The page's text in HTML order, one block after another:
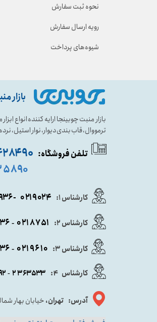
بازار
بازار منبت چوبینجا ارایه کننده انواع
ترمووال، قاب بندی دیوار، نوار استیل،
کارشناس ۱: ۰۲۱۹۰۲۴ - ۰۹۳۶
آدرس: تهران،خیابان بهار
تلفن فروشگاه: ۹۰ ۲۸۴ ۲۸۴- ۰۲۱
۵۸۹۰ ۹۱۰۳
کارشناس ۳: ۰۲۱۹۶۱۰ -
کارشناس ۲: ۰۲۱۸۷۵۱ -
کارشناس 4
: ۲۳۶۳۵۳۳ -
نحوه ثبت سفارش
رویه ارسال سفارش
شیوه‌های پرداخت